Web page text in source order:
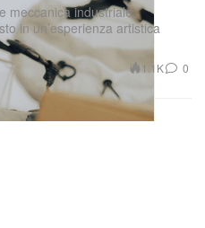
meccanica industriale,
in un’esperienza artistica
1.1K 0